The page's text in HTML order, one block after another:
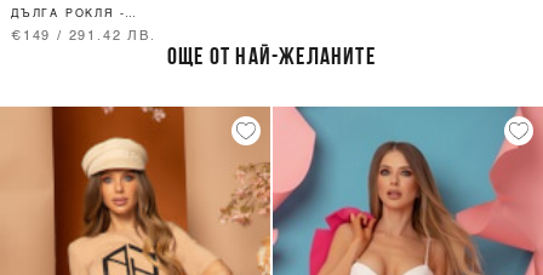
ДЪЛГА РОКЛЯ -
BLACK
€149 / 291.42 ЛВ.
ОЩЕ ОТ НАЙ-ЖЕЛАНИТЕ